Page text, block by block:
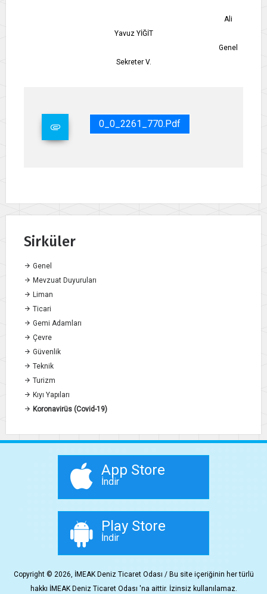
Ali
Yavuz YİĞİT
Genel
Sekreter V.
0_0_2261_770.pdf
Sirküler
Genel
Mevzuat Duyuruları
Liman
Ticari
Gemi Adamları
Çevre
Güvenlik
Teknik
Turizm
Kıyı Yapıları
Koronavirüs (Covid-19)
App Store
İndir
Play Store
İndir
Copyright © 2026, İMEAK Deniz Ticaret Odası / Bu site içeriğinin her türlü
hakkı İMEAK Deniz Ticaret Odası 'na aittir. İzinsiz kullanılamaz.